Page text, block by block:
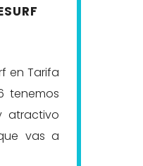
en Tarifa
tenemos
atractivo
vas a